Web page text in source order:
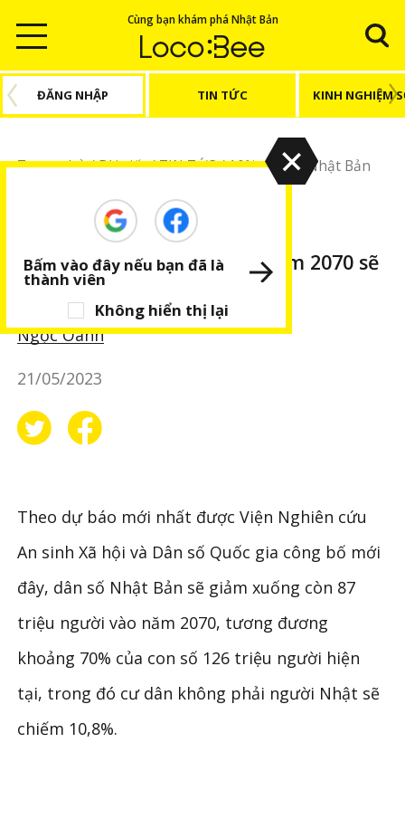
Cùng bạn khám phá Nhật Bản
ĐĂNG NHẬP TIN TỨC KINH NGHIỆM
Trang chủ/Bài viết/TIN TỨC/10% dân số Nhật Bản
BÀI VIẾT NỔI BẬT
10% dân số Nhật Bản vào năm 2070 sẽ
là người nước ngoài
Ngọc Oanh
21/05/2023
Theo dự báo mới nhất được Viện Nghiên cứu
An sinh Xã hội và Dân số Quốc gia công bố mới
đây, dân số Nhật Bản sẽ giảm xuống còn 87
triệu người vào năm 2070, tương đương
khoảng 70% của con số 126 triệu người hiện
tại, trong đó cư dân không phải người Nhật sẽ
chiếm 10,8%.
Không hiển thị lại
Bấm vào đây nếu bạn đã là
thành viên